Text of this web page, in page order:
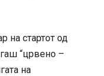
на стартот од
“црвено –
на